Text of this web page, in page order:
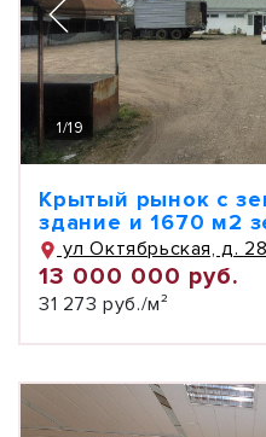
1/19
Крытый рынок с
здание и 1670 м2
ул Октябрьская, д.
13 000 000 руб.
31 273 руб./м²